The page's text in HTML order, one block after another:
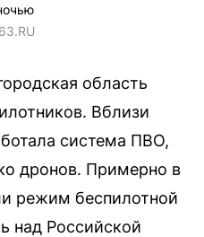
область
Вблизи
система ПВО,
дронов. Примерно в
режим беспилотной
над Российской